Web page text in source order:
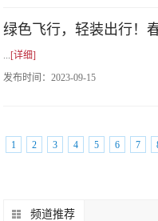
...[详细]
发布时间：2023-09-15
1
2 3 4 5 6 7
频道推荐